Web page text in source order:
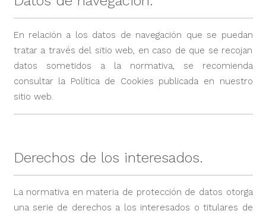
En relación a los datos de navegación que se puedan
tratar a través del sitio web, en caso de que se recojan
datos sometidos a la normativa, se recomienda
consultar la Política de Cookies publicada en nuestro
sitio web.
Derechos de los interesados.
La normativa en materia de protección de datos otorga
una serie de derechos a los interesados o titulares de